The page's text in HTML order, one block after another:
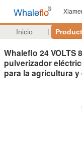
Inicio
Whaleflo 24 VOLTS
pulverizador
para la agricultura y